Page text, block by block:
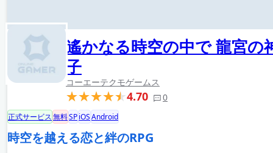
遙かなる時空の中で 龍宮の
子
コーエーテクモゲームス
4.70 0
正式サービス無料SPiOSAndroid
時空を越える恋と絆のRPG